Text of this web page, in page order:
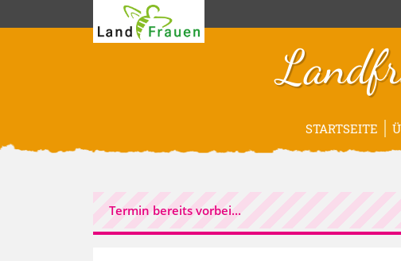
STARTSEITE
Termin bereits vorbei...